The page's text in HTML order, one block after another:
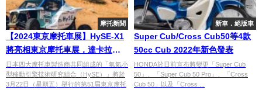
摩托新聞
【2024東京摩托車展】HySE-X1
將亮相東京摩托車展，達卡拉力
賽展現氫氣引擎的強大實力！
日本四大摩托車製造商共同組成的「氫氣小
型移動引擎技術研究組合（HySE）」將於
3月22日（星期五）舉行的第51屆東京摩托
新車．絕版車
Super Cub/Cross Cub50等4款
50cc Cub 2022年新色發表
HONDA於日前宣布將變更「Super Cub
50」、「Super Cub 50 Pro」、「Cross
Cub 50」以及「Cross ...